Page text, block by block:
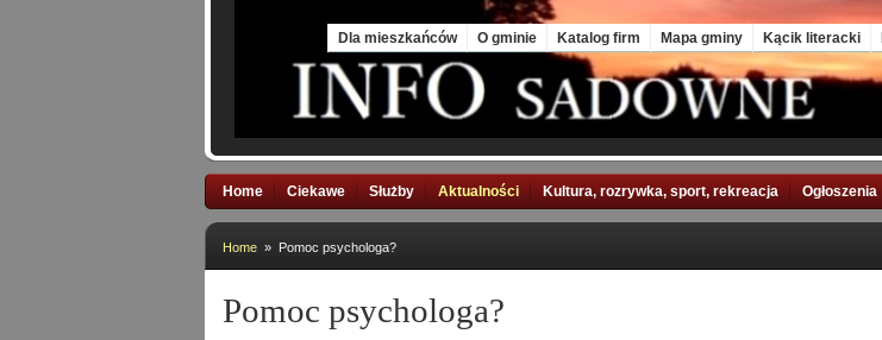
Dla mieszkańców O gminie Katalog firm Mapa gminy Kącik literacki
Home Ciekawe Służby Aktualności Kultura, rozrywka, sport, rekreacja Ogłoszenia
Home » Pomoc psychologa?
Pomoc psychologa?